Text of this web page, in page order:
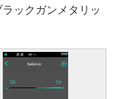
ックガンメタリッ